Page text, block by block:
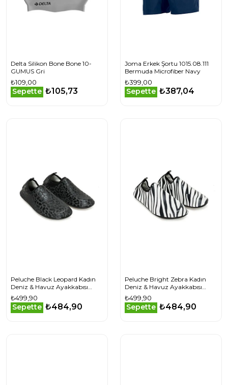
Delta Silikon Bone Bone 10-
GUMUS Gri
₺109,00
Sepette ₺105,73
Joma Erkek Şortu 1015.08.111
Bermuda Microfiber Navy
₺399,00
Sepette ₺387,04
Peluche Black Leopard Kadın
Deniz & Havuz Ayakkabısı
BLACK-LEOPARD Siyah
₺499,90
Sepette ₺484,90
Peluche Bright Zebra Kadın
Deniz & Havuz Ayakkabısı
BRIGHT-ZEBRA Siyah
₺499,90
Sepette ₺484,90